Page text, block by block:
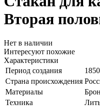
Вторая
Нет в наличии
Интересуют похожие
Характеристики
Период создания
Страна происхождения
Материалы
Техника